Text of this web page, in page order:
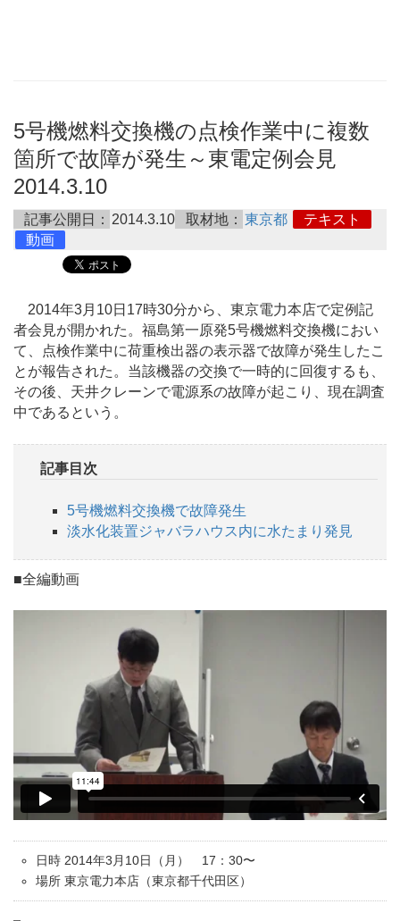
5号機燃料交換機の点検作業中に複数
箇所で故障が発生～東電定例会見
2014.3.10
記事公開日： 2014.3.10 取材地： 東京都
テキスト
動画
2014年3月10日17時30分から、東京電力本店で定例記
者会見が開かれた。福島第一原発5号機燃料交換機におい
て、点検作業中に荷重検出器の表示器で故障が発生したこ
とが報告された。当該機器の交換で一時的に回復するも、
その後、天井クレーンで電源系の故障が起こり、現在調査
中であるという。
記事目次
5号機燃料交換機で故障発生
淡水化装置ジャバラハウス内に水たまり発見
■全編動画
日時 2014年3月10日（月） 17：30〜
場所 東京電力本店（東京都千代田区）